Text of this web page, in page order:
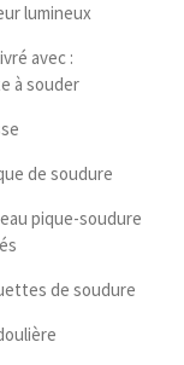
lumineux
avec :
à souder
de soudure
pique-soudure
de soudure